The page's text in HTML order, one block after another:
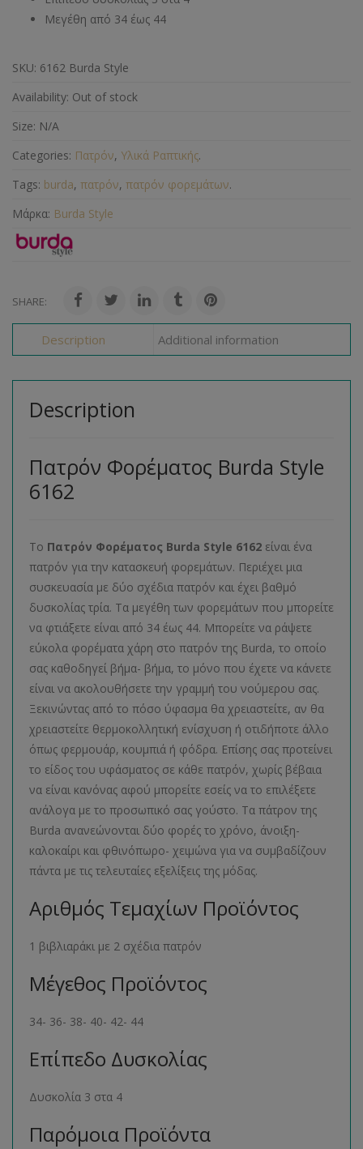
Μεγέθη από 34 έως 44
SKU: 6162 Burda Style
Availability: Out of stock
Size: N/A
Categories: Πατρόν, Υλικά Ραπτικής.
Tags: burda, πατρόν, πατρόν φορεμάτων.
Μάρκα: Burda Style
SHARE:
Description Additional information
Description
Πατρόν Φορέματος Burda Style
6162
Το Πατρόν Φορέματος Burda Style 6162 είναι ένα
πατρόν για την κατασκευή φορεμάτων. Περιέχει μια
συσκευασία με δύο σχέδια πατρόν και έχει βαθμό
δυσκολίας τρία. Τα μεγέθη των φορεμάτων που μπορείτε
να φτιάξετε είναι από 34 έως 44. Μπορείτε να ράψετε
εύκολα φορέματα χάρη στο πατρόν της Burda, το οποίο
σας καθοδηγεί βήμα- βήμα, το μόνο που έχετε να κάνετε
είναι να ακολουθήσετε την γραμμή του νούμερου σας.
Ξεκινώντας από το πόσο ύφασμα θα χρειαστείτε, αν θα
χρειαστείτε θερμοκολλητική ενίσχυση ή οτιδήποτε άλλο
όπως φερμουάρ, κουμπιά ή φόδρα. Επίσης σας προτείνει
το είδος του υφάσματος σε κάθε πατρόν, χωρίς βέβαια
να είναι κανόνας αφού μπορείτε εσείς να το επιλέξετε
ανάλογα με το προσωπικό σας γούστο. Τα πάτρον της
Burda ανανεώνονται δύο φορές το χρόνο, άνοιξη-
καλοκαίρι και φθινόπωρο- χειμώνα για να συμβαδίζουν
πάντα με τις τελευταίες εξελίξεις της μόδας.
Αριθμός Τεμαχίων Προϊόντος
1 βιβλιαράκι με 2 σχέδια πατρόν
Μέγεθος Προϊόντος
34- 36- 38- 40- 42- 44
Επίπεδο Δυσκολίας
Δυσκολία 3 στα 4
Παρόμοια Προϊόντα